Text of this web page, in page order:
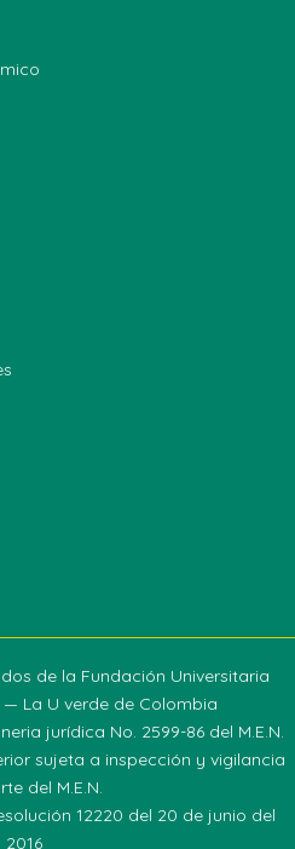
de la Fundación Universitaria
La U verde de Colombia
jurídica No. 2599-86 del M.E.N.
sujeta a inspección y vigilancia
del M.E.N.
12220 del 20 de junio del
2016